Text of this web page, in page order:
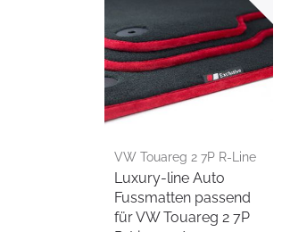
VW Touareg 2 7P R-Line
03/2010-2018
Luxury-line Auto
Fussmatten passend
für VW Touareg 2 7P